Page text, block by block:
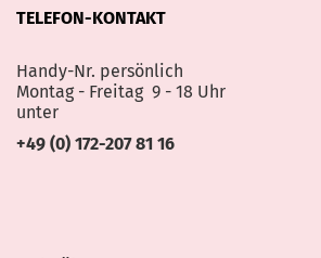
TELEFON-KONTAKT
Handy-Nr. persönlich
Montag - Freitag 9 - 18 Uhr
unter
+49 (0) 172-207 81 16